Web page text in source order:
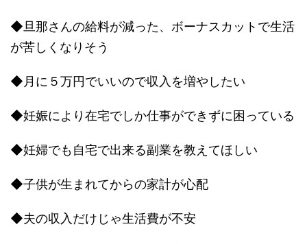
◆旦那さんの給料が減った、ボーナスカットで生活
が苦しくなりそう
◆月に５万円でいいので収入を増やしたい
◆妊娠により在宅でしか仕事ができずに困っている
◆妊婦でも自宅で出来る副業を教えてほしい
◆子供が生まれてからの家計が心配
◆夫の収入だけじゃ生活費が不安